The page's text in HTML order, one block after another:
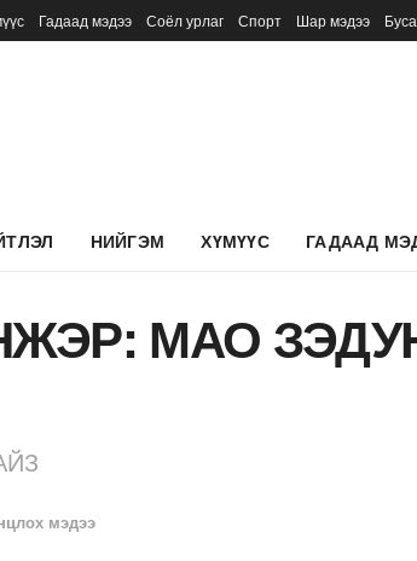
Гадаад мэдээ Соёл урлаг Спорт Шар мэдээ
НИЙГЭМ ХҮМҮҮС ГАДААД
МАО
мэдээ